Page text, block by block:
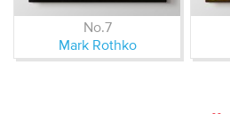
No.7
Mark Rothko